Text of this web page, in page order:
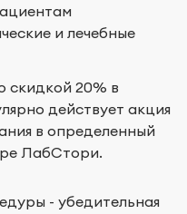
и лечебные
скидкой 20% в
действует акция
в определенный
ЛабСтори.
- убедительная